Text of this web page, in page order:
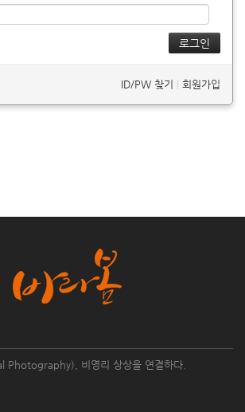
ID/PW 찾기 회원가입
Photography), 비영리 상상을 연결하다.